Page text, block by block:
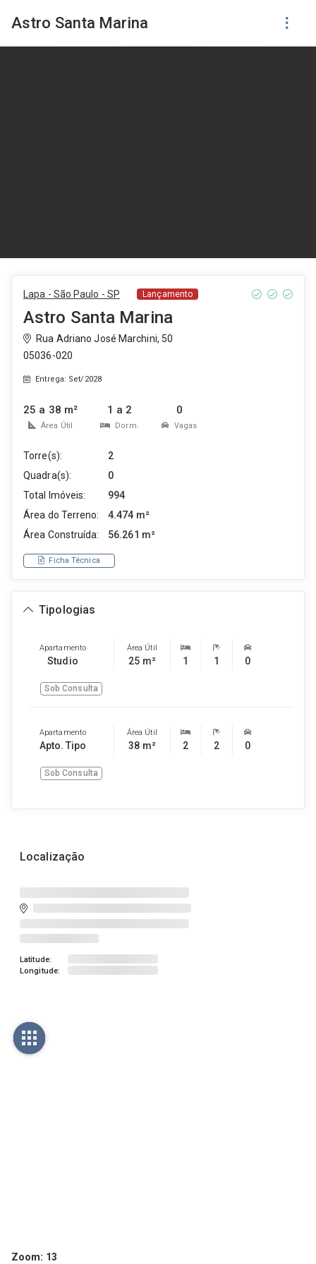
Astro Santa Marina
Lapa - São Paulo - SP Lançamento
Astro Santa Marina
Rua Adriano José Marchini, 50
05036-020
Entrega: Set/2028
25 a 38 m²
Área Útil
1 a 2
Dorm.
0
Vagas
Torre(s):
2
Quadra(s):
0
Total Imóveis:
994
Área do Terreno:
4.474 m²
Área Construída:
56.261 m²
Ficha Técnica
Tipologias
Apartamento
Studio
Área Útil
25 m² 1 1 0
Sob Consulta
Apartamento
Apto. Tipo
Área Útil
38 m² 2 2 0
Sob Consulta
Localização
Latitude:
Longitude:
Zoom: 13